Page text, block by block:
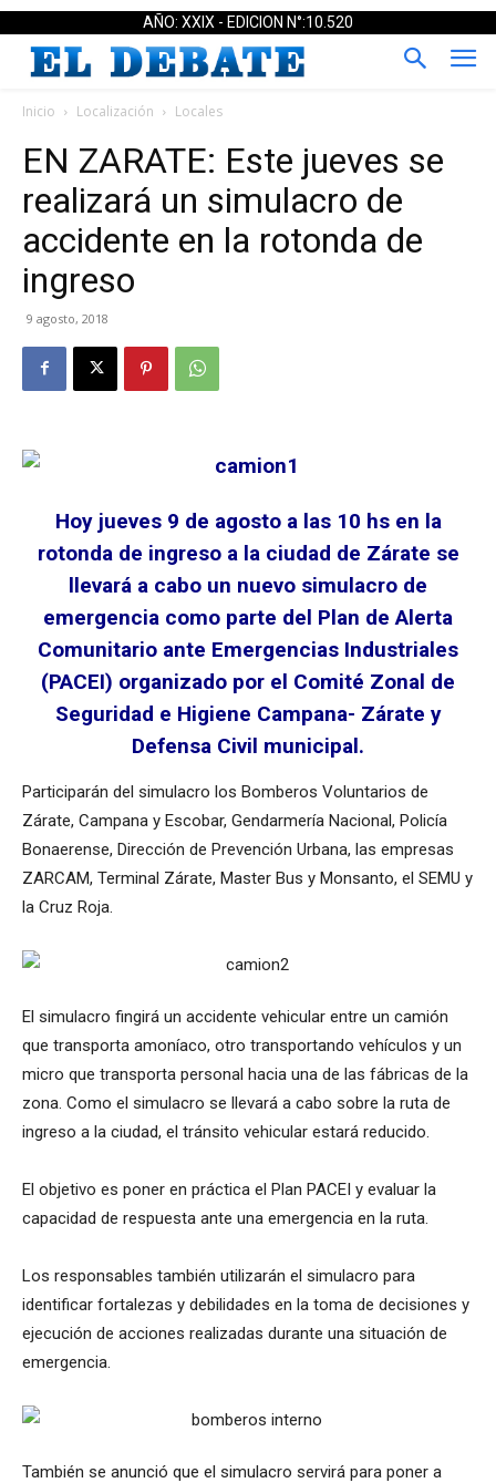
AÑO: XXIX - EDICION N°:10.520
Inicio Localización Locales
EN ZARATE: Este jueves se
realizará un simulacro de
accidente en la rotonda de
ingreso
9 agosto, 2018
Hoy jueves 9 de agosto a las 10 hs en la
rotonda de ingreso a la ciudad de Zárate se
llevará a cabo un nuevo simulacro de
emergencia como parte del Plan de Alerta
Comunitario ante Emergencias Industriales
(PACEI) organizado por el Comité Zonal de
Seguridad e Higiene Campana- Zárate y
Defensa Civil municipal.
Participarán del simulacro los Bomberos Voluntarios de
Zárate, Campana y Escobar, Gendarmería Nacional, Policía
Bonaerense, Dirección de Prevención Urbana, las empresas
ZARCAM, Terminal Zárate, Master Bus y Monsanto, el SEMU y
la Cruz Roja.
El simulacro fingirá un accidente vehicular entre un camión
que transporta amoníaco, otro transportando vehículos y un
micro que transporta personal hacia una de las fábricas de la
zona. Como el simulacro se llevará a cabo sobre la ruta de
ingreso a la ciudad, el tránsito vehicular estará reducido.
El objetivo es poner en práctica el Plan PACEI y evaluar la
capacidad de respuesta ante una emergencia en la ruta.
Los responsables también utilizarán el simulacro para
identificar fortalezas y debilidades en la toma de decisiones y
ejecución de acciones realizadas durante una situación de
emergencia.
También se anunció que el simulacro servirá para poner a